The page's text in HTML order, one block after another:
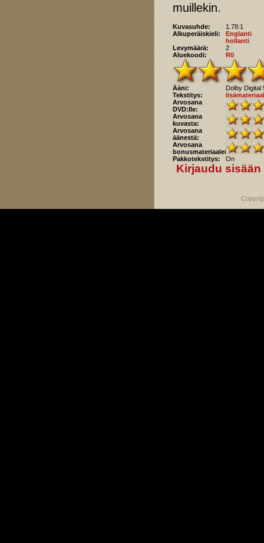
muillekin.
Kuvasuhde:
1.78:1
Alkuperäiskieli:
Englanti
hollanti
Levymäärä:
2
Aluekoodi:
R0
Ääni:
Dolby Digital
Tekstitys:
Arvosana
DVD:lle:
Arvosana
kuvasta:
Arvosana
äänestä:
Arvosana
bonusmateriaaleista:
Pakkotekstitys:
On
Kirjaudu sisään